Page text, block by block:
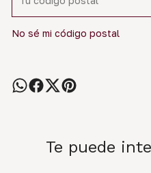
No sé mi código postal
Te puede